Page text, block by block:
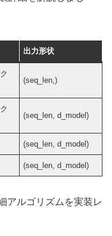
出力形状
(seq_len,)
(seq_len, d_model)
(seq_len, d_model)
(seq_len, d_model)
アルゴリズムを実装レ